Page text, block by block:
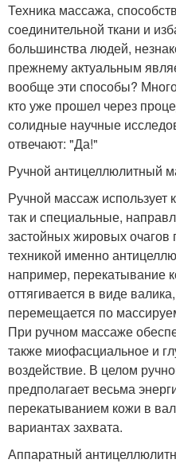
Техника массажа,
соединительной ткани и
большинства людей,
прежнему актуальным
вообще эти способы?
кто уже прошел через
солидные научные
отвечают: "Да!"
Ручной антицеллюлитный
Ручной массаж использует
так и специальные,
застойных жировых
техникой именно
например, перекатывание
оттягивается в виде
перемещается по
При ручном массаже
также миофасциальное и
воздействие. В целом
предполагает весьма
перекатыванием кожи в
вариантах захвата.
Аппаратный